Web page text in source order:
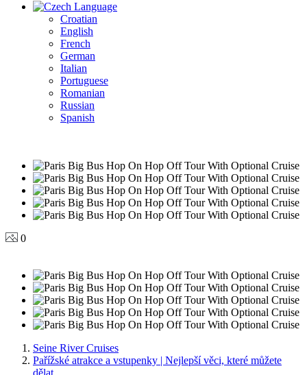
Language
Croatian
English
French
German
Italian
Portuguese
Romanian
Russian
Spanish
0
Seine River Cruises
Pařížské atrakce a vstupenky | Nejlepší věci, které můžete
dělat